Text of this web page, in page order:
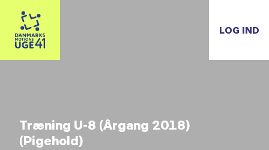
LOG IND
Træning U-8 (Årgang 2018)
(Pigehold)